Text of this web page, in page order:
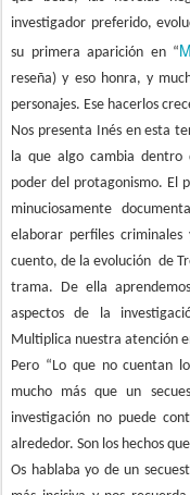
investigador preferido,
su primera aparición en “
reseña) y eso honra, y
personajes. Ese hacerlos
Nos presenta Inés en esta
la que algo cambia
poder del protagonismo. El
minuciosamente
elaborar perfiles
cuento, de la evolución de
trama. De ella
aspectos de la
Multiplica nuestra atención
Pero “Lo que no cuentan
mucho más que un
investigación no puede
alrededor. Son los hechos
Os hablaba yo de un